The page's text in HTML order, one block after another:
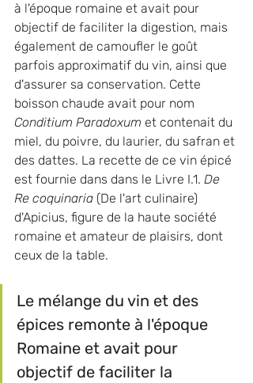
à l'époque romaine et avait pour
objectif de faciliter la digestion, mais
également de camoufler le goût
parfois approximatif du vin, ainsi que
d'assurer sa conservation. Cette
boisson chaude avait pour nom
Conditium Paradoxum et contenait du
miel, du poivre, du laurier, du safran et
des dattes. La recette de ce vin épicé
est fournie dans dans le Livre I.1. De
Re coquinaria (De l'art culinaire)
d'Apicius, figure de la haute société
romaine et amateur de plaisirs, dont
ceux de la table.
Le mélange du vin et des
épices remonte à l'époque
Romaine et avait pour
objectif de faciliter la